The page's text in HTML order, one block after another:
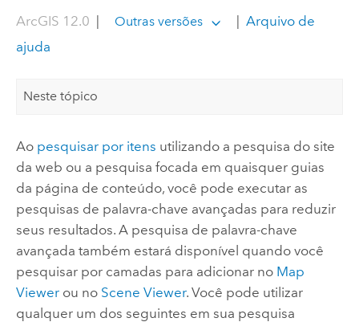
ArcGIS 12.0 | Outras versões | Arquivo de
ajuda
Neste tópico
Ao pesquisar por itens utilizando a pesquisa do site
da web ou a pesquisa focada em quaisquer guias
da página de conteúdo, você pode executar as
pesquisas de palavra-chave avançadas para reduzir
seus resultados. A pesquisa de palavra-chave
avançada também estará disponível quando você
pesquisar por camadas para adicionar no Map
Viewerou no Scene Viewer. Você pode utilizar
qualquer um dos seguintes em sua pesquisa